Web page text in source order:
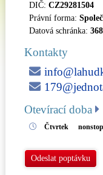
DIČ: CZ29281504
Právní forma:
Datová schránka:
Kontakty
Otevírací doba
Čtvrtek nonstop
Odeslat poptávku